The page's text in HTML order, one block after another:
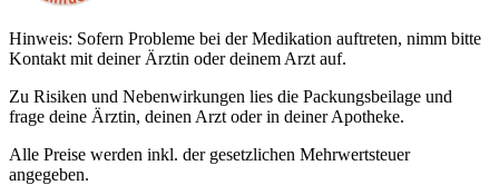
Hinweis: Sofern Probleme bei der Medikation auftreten, nimm bitte
Kontakt mit deiner Ärztin oder deinem Arzt auf.
Zu Risiken und Nebenwirkungen lies die Packungsbeilage und
frage deine Ärztin, deinen Arzt oder in deiner Apotheke.
Alle Preise werden inkl. der gesetzlichen Mehrwertsteuer
angegeben.